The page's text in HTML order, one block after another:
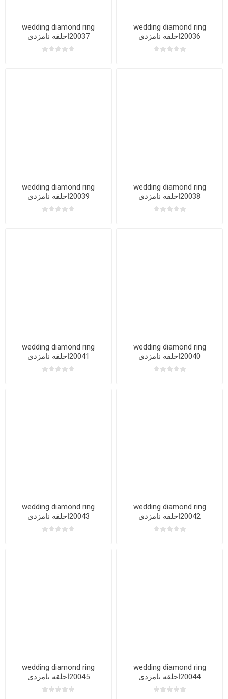
wedding diamond ring
20036احلقه نامزدی
wedding diamond ring
20037احلقه نامزدی
wedding diamond ring
20038احلقه نامزدی
wedding diamond ring
20039احلقه نامزدی
wedding diamond ring
20040احلقه نامزدی
wedding diamond ring
20041احلقه نامزدی
wedding diamond ring
20042احلقه نامزدی
wedding diamond ring
20043احلقه نامزدی
wedding diamond ring
20044احلقه نامزدی
wedding diamond ring
20045احلقه نامزدی